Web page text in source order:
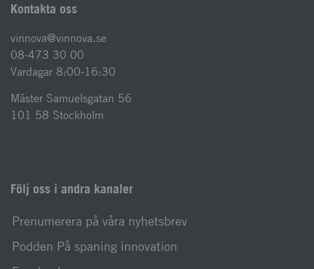
Kontakta oss
vinnova@vinnova.se
08-473 30 00
Vardagar 8:00-16:30
Mäster Samuelsgatan 56
101 58 Stockholm
Följ oss i andra kanaler
Prenumerera på våra nyhetsbrev
Podden På spaning innovation